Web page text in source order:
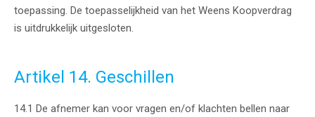
toepassing. De toepasselijkheid van het Weens Koopverdrag
is uitdrukkelijk uitgesloten.
Artikel 14. Geschillen
14.1 De afnemer kan voor vragen en/of klachten bellen naar